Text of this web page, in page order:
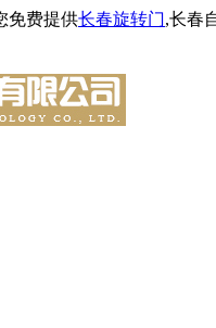
免费提供长春旋转门,长春